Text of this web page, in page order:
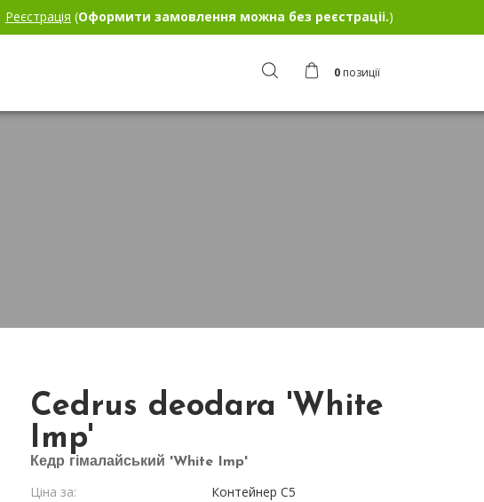
Реєстрація (Оформити замовлення можна без реєстраціі.)
0 позиції
Cedrus deodara 'White
Imp'
Кедр гімалайський 'White Imp'
Ціна за:
Контейнер С5